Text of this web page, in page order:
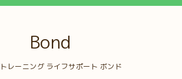
Bond
レーニング ライフサポート ボンド